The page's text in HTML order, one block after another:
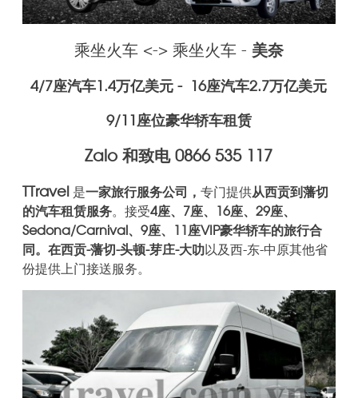
乘坐火车 <-> 乘坐火车 - 美奈
4/7座汽车1.4万亿美元 - 16座汽车2.7万亿美元
9/11座位豪华轿车租赁
Zalo 和致电 0866 535 117
TTravel 是一家旅行服务公司，专门提供从西贡到藩切
的汽车租赁服务。接受4座、7座、16座、29座、
Sedona/Carnival、9座、11座VIP豪华轿车的旅行合
同。在西贡-藩切-头顿-芽庄-大叻以及西-东-中原其他省
份提供上门接送服务。